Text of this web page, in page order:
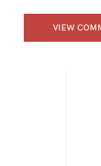
VIEW